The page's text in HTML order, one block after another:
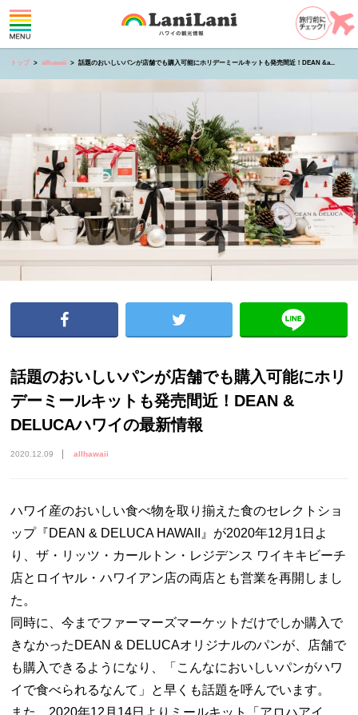
トップ allhawaii 話題のおいしいパンが店舗でも購入可能にホリデーミールキットも発売間近！DEAN &a...
話題のおいしいパンが店舗でも購入可能にホリ
デーミールキットも発売間近！DEAN &
DELUCAハワイの最新情報
2020.12.09 allhawaii
ハワイ産のおいしい食べ物を取り揃えた食のセレクトショ
ップ『DEAN & DELUCA HAWAII』が2020年12月1日よ
り、ザ・リッツ・カールトン・レジデンス ワイキキビーチ
店とロイヤル・ハワイアン店の両店とも営業を再開しまし
た。
同時に、今までファーマーズマーケットだけでしか購入で
きなかったDEAN & DELUCAオリジナルのパンが、店舗で
も購入できるようになり、「こんなにおいしいパンがハワ
イで食べられるなんて」と早くも話題を呼んでいます。
また、2020年12月14日よりミールキット「アロハアイ